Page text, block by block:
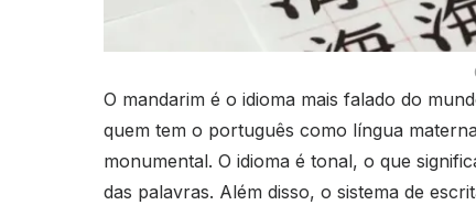
O mandarim é o idioma mais falado do
quem tem o português como língua
monumental. O idioma é tonal, o que
das palavras. Além disso, o sistema de